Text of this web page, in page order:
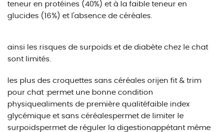
teneur en protéines (40%) et à la faible teneur en
glucides (16%) et l'absence de céréales.
ainsi les risques de surpoids et de diabète chez le chat
sont limités.
les plus des croquettes sans céréales orijen fit & trim
pour chat :permet une bonne condition
physiquealiments de première qualitéfaible index
glycémique et sans céréalespermet de limiter le
surpoidspermet de réguler la digestionappétant même